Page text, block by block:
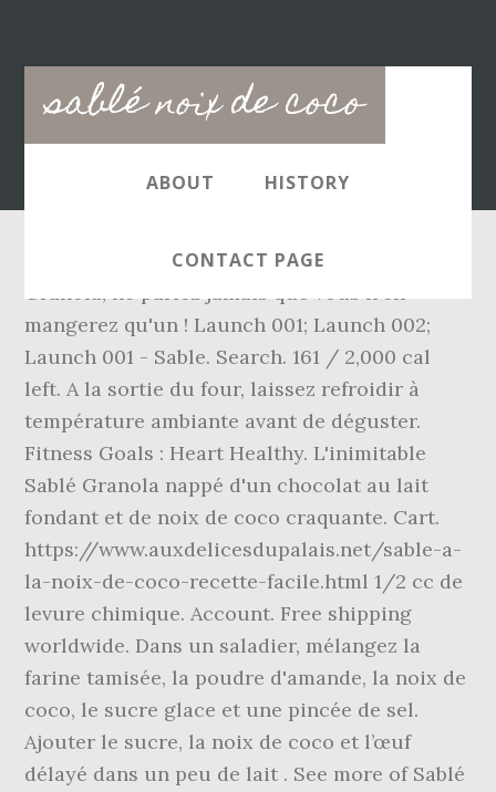
sablé noix de coco
Main
navigation
ABOUT HISTORY
CONTACT PAGE
Granola, ne pariez jamais que vous n'en
mangerez qu'un ! Launch 001; Launch 002;
Launch 001 - Sable. Search. 161 / 2,000 cal
left. A la sortie du four, laissez refroidir à
température ambiante avant de déguster.
Fitness Goals : Heart Healthy. L'inimitable
Sablé Granola nappé d'un chocolat au lait
fondant et de noix de coco craquante. Cart.
https://www.auxdelicesdupalais.net/sable-a-
la-noix-de-coco-recette-facile.html 1/2 cc de
levure chimique. Account. Free shipping
worldwide. Dans un saladier, mélangez la
farine tamisée, la poudre d'amande, la noix de
coco, le sucre glace et une pincée de sel.
Ajouter le sucre, la noix de coco et l’œuf
délayé dans un peu de lait . See more of Sablé